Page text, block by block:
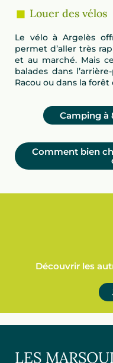
Louer des vélos
Le vélo à Argelès
permet d’aller très
et au marché. Mais
balades dans
Racou ou dans la forêt
Camping à
Comment bien
Découvrir les
LES